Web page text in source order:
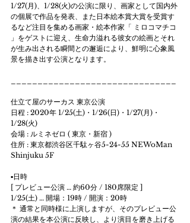
1/27(月)、1/28(火)の公演に限り、画家として国内外
の個展で作品を発表、また日本絵本賞大賞を受賞す
るなど注目を集める画家・絵本作家「 ミロコマチコ
」をゲストに迎え、生命力溢れる彼女の絵画とそれ
が生み出される瞬間との邂逅により、鮮明に心象風
景を描き出す公演となります。
仕立て屋のサーカス 東京公演
日程 : 2020年 1/25(土)・1/26(日)・1/27(月)・
1/28(火)
会場 : ルミネゼロ ( 東京・新宿 )
住所 : 東京都渋谷区千駄ヶ谷5-24-55 NEWoMan
Shinjuku 5F
▪日時
[ プレビュー公演 … 約60分 / 180席限定 ]
1/25(土) … 開場：19時 / 開演：20時
＊ 通常と同時様に上演しますが、そのプレビュー公
演の結果を本公演に反映し、より演目を磨き上げる